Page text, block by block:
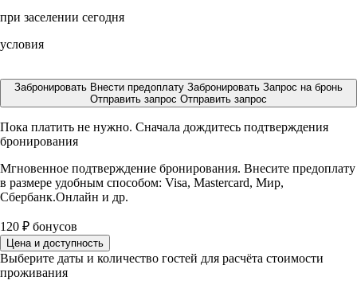
при заселении сегодня
условия
Забронировать Внести предоплату Забронировать Запрос на бронь
Отправить запрос Отправить запрос
Пока платить не нужно. Сначала дождитесь подтверждения
бронирования
Мгновенное подтверждение бронирования. Внесите предоплату
в размере удобным способом: Visa, Mastercard, Мир,
Сбербанк.Онлайн и др.
120 ₽ бонусов
Цена и доступность
Выберите даты и количество гостей для расчёта стоимости
проживания